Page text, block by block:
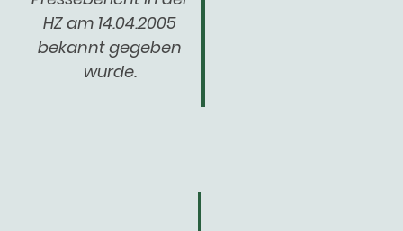
HZ am 14.04.2005
bekannt gegeben
wurde.